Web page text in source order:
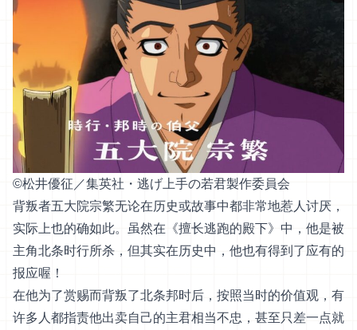
©︎松井優征／集英社・逃げ上手の若君製作委員会
背叛者五大院宗繁无论在历史或故事中都非常地惹人讨厌，
实际上也的确如此。虽然在《擅长逃跑的殿下》中，他是被
主角北条时行所杀，但其实在历史中，他也有得到了应有的
报应喔！
在他为了赏赐而背叛了北条邦时后，按照当时的价值观，有
许多人都指责他出卖自己的主君相当不忠，甚至只差一点就